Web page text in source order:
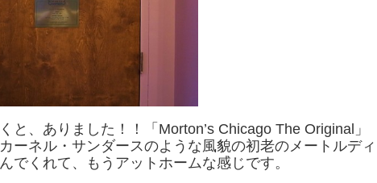
、ありました！！「Morton’s Chicago The Original」
ーネル・サンダースのような風貌の初老のメートルディ
でくれて、もうアットホームな感じです。